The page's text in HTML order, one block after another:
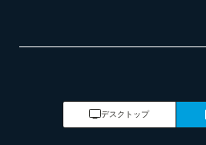
デスクトップ